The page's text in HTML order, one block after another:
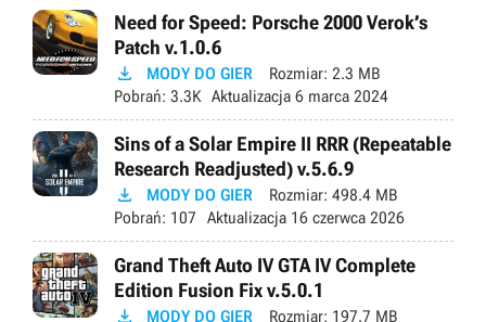
Need for Speed: Porsche 2000 Verok’s
Patch v.1.0.6
 MODY DO GIER Rozmiar: 2.3 MB
Pobrań: 3.3K Aktualizacja 6 marca 2024
Sins of a Solar Empire II RRR (Repeatable
Research Readjusted) v.5.6.9
 MODY DO GIER Rozmiar: 498.4 MB
Pobrań: 107 Aktualizacja 16 czerwca 2026
Grand Theft Auto IV GTA IV Complete
Edition Fusion Fix v.5.0.1
MODY DO GIER Rozmiar: 197.7 MB